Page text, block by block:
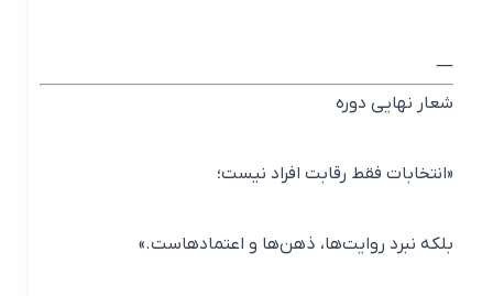
شعار نهایی دوره
«انتخابات فقط رقابت افراد نیست؛
بلکه نبرد روایت‌ها، ذهن‌ها و اعتمادهاست.»